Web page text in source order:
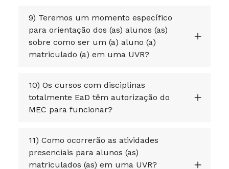
9) Teremos um momento específico
para orientação dos (as) alunos (as)
sobre como ser um (a) aluno (a)
matriculado (a) em uma UVR?
10) Os cursos com disciplinas
totalmente EaD têm autorização do
MEC para funcionar?
11) Como ocorrerão as atividades
presenciais para alunos (as)
matriculados (as) em uma UVR?